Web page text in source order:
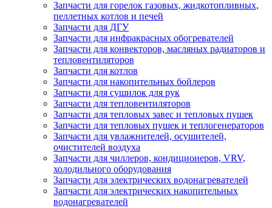
Запчасти для горелок газовых, жидкотопливных,
пеллетных котлов и печей
Запчасти для ДГУ
Запчасти для инфракрасных обогревателей
Запчасти для конвекторов, масляных радиаторов и
тепловентиляторов
Запчасти для котлов
Запчасти для накопительных бойлеров
Запчасти для сушилок для рук
Запчасти для тепловентиляторов
Запчасти для тепловых завес и тепловых пушек
Запчасти для тепловых пушек и теплогенераторов
Запчасти для увлажнителей, осушителей,
очистителей воздуха
Запчасти для чиллеров, кондиционеров, VRV,
холодильного оборудования
Запчасти для электрических водонагревателей
Запчасти для электрических накопительных
водонагревателей